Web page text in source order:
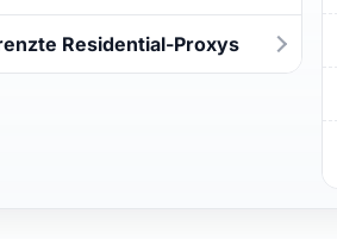
Residential-Proxys